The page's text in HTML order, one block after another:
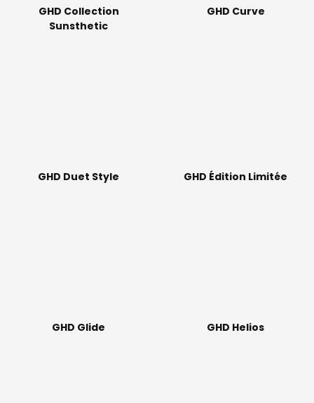
GHD Collection
Sunsthetic
GHD Curve
GHD Duet Style GHD Édition Limitée
GHD Glide GHD Helios